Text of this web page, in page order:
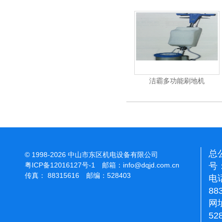
洁霸多功能刷地机
© 1998-2026 中山市东区机电设备有限公司
粤ICP备12016127号-1
邮箱： info@dqjd.com.cn
传真： 88315616 邮编：528403
总
号
电
网